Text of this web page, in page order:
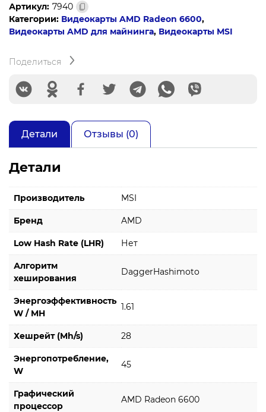
Артикул: 7940
Категории: Видеокарты AMD Radeon 6600,
Видеокарты AMD для майнинга, Видеокарты MSI
Поделиться
Детали Отзывы (0)
Детали
Производитель MSI
Бренд AMD
Low Hash Rate (LHR) Нет
Алгоритм
хеширования
DaggerHashimoto
Энергоэффективность
W / MH
1.61
Хешрейт (Mh/s) 28
Энергопотребление,
W
45
Графический
процессор
AMD Radeon 6600